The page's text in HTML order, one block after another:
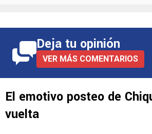
Deja tu opinión
VER MÁS COMENTARIOS
El emotivo posteo de
vuelta